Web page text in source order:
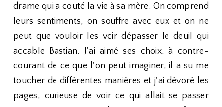
drame qui a couté la vie à sa mère. On comprend
leurs sentiments, on souffre avec eux et on ne
peut que vouloir les voir dépasser le deuil qui
accable Bastian. J'ai aimé ses choix, à contre-
courant de ce que l'on peut imaginer, il a su me
toucher de différentes manières et j'ai dévoré les
pages, curieuse de voir ce qui allait se passer